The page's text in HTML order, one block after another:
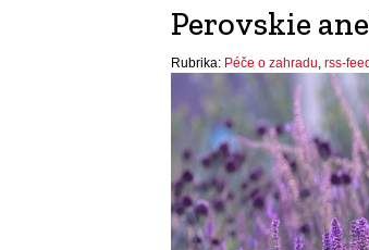
Perovskie
Rubrika: Péče o zahradu rss-